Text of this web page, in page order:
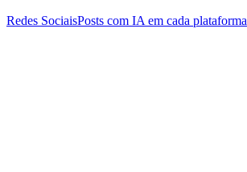
Redes SociaisPosts com IA em cada plataforma